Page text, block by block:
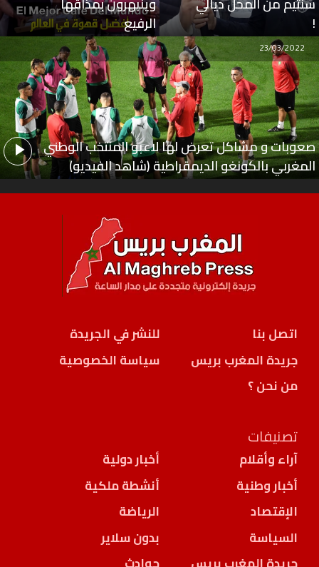
!
الرفيع
صعوبات و مشاكل تعرض لها لاعبو المنتخب الوطني
المغربي بالكونغو الديمقراطية (شاهد الفيديو)
23/03/2022
اتصل بنا
للنشر في الجريدة
جريدة المغرب بريس
سياسة الخصوصية
من نحن ؟
تصنيفات
آراء وأقلام
أخبار دولية
أخبار وطنية
أنشطة ملكية
الإقتصاد
الرياضة
السياسة
بدون سلاير